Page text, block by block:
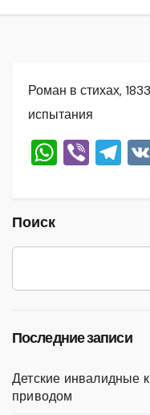
Роман в стихах,
испытания
W
A
p
Vi T
a
m
Поиск
Последние записи
Детские инвалидные
приводом